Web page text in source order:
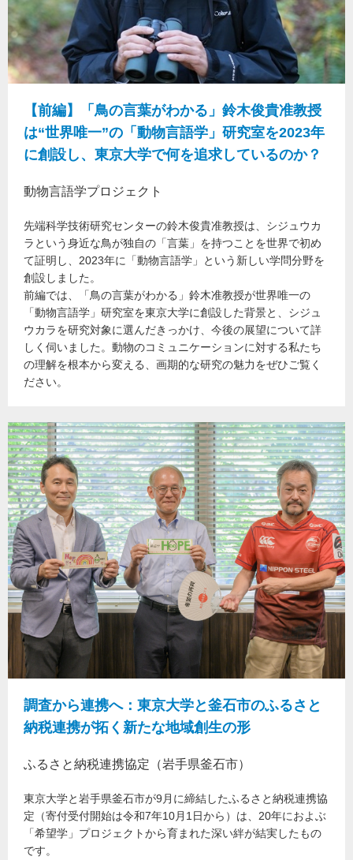
【前編】「鳥の言葉がわかる」鈴木俊貴准教授
は“世界唯一”の「動物言語学」研究室を2023年
に創設し、東京大学で何を追求しているのか？
動物言語学プロジェクト
先端科学技術研究センターの鈴木俊貴准教授は、シジュウカ
ラという身近な鳥が独自の「言葉」を持つことを世界で初め
て証明し、2023年に「動物言語学」という新しい学問分野を
創設しました。
前編では、「鳥の言葉がわかる」鈴木准教授が世界唯一の
「動物言語学」研究室を東京大学に創設した背景と、シジュ
ウカラを研究対象に選んだきっかけ、今後の展望について詳
しく伺いました。動物のコミュニケーションに対する私たち
の理解を根本から変える、画期的な研究の魅力をぜひご覧く
ださい。
調査から連携へ：東京大学と釜石市のふるさと
納税連携が拓く新たな地域創生の形
ふるさと納税連携協定（岩手県釜石市）
東京大学と岩手県釜石市が9月に締結したふるさと納税連携協
定（寄付受付開始は令和7年10月1日から）は、20年におよぶ
「希望学」プロジェクトから育まれた深い絆が結実したもの
です。